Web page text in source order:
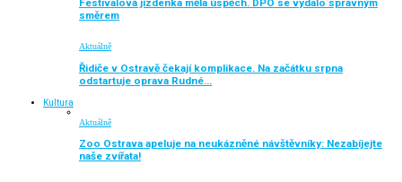
směrem
Aktuálně
Řidiče v Ostravě čekají komplikace. Na začátku srpna
odstartuje oprava Rudné…
Kultura
Aktuálně
Zoo Ostrava apeluje na neukázněné návštěvníky: Nezabíjejte
naše zvířata!